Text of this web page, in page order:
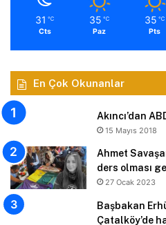
31 ℃
Cts
35 ℃
Paz
35 ℃
Pts
En Çok Okunanlar
Akıncı’dan
15 Mayıs 2018
Ahmet
ders olması
27 Ocak 2023
Başbakan
Çatalköy’de